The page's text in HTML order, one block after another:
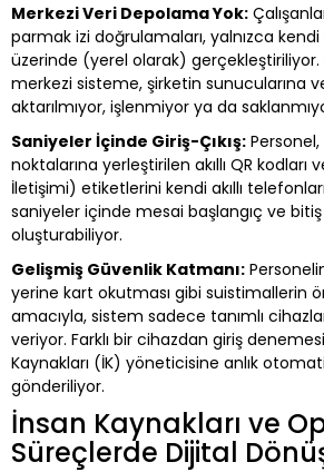
Merkezi Veri Depolama Yok:
parmak izi doğrulamaları, yalnızca
üzerinde (yerel olarak)
merkezi sisteme, şirketin sunucularına
aktarılmıyor, işlenmiyor ya da
Saniyeler İçinde Giriş-Çıkış:
noktalarına yerleştirilen akıllı QR kodları
İletişimi) etiketlerini kendi akıllı
saniyeler içinde mesai başlangıç ve bitiş
oluşturabiliyor.
Gelişmiş Güvenlik Katmanı:
yerine kart okutması gibi suistimallerin
amacıyla, sistem sadece tanımlı
veriyor. Farklı bir cihazdan giriş denemesi
Kaynakları (İK) yöneticisine anlık
gönderiliyor.
İnsan Kaynakları ve
Süreçlerde Dijital